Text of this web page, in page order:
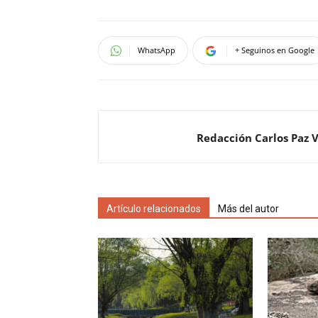
WhatsApp + Seguinos en Google
Redacción Carlos Paz
Artículo relacionados Más del autor